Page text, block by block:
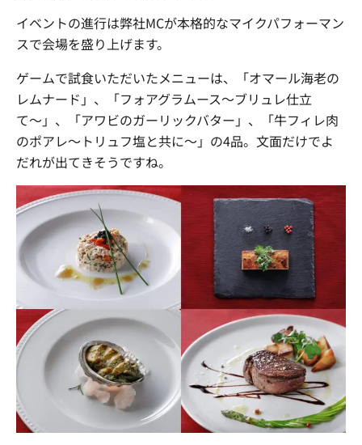
イベントの進行は弊社MCが本格的なマイクパフォーマン
スで会場を盛り上げます。
ゲームで試食いただいたメニューは、「オマール海老の
レムナード」、「フォアグラムース〜ブリュレ仕立
て〜」、「アワビのガーリックバター」、「牛フィレ肉
のポアレ〜トリュフ塩と共に〜」の4品。文面だけでよ
だれが出てきそうですね。